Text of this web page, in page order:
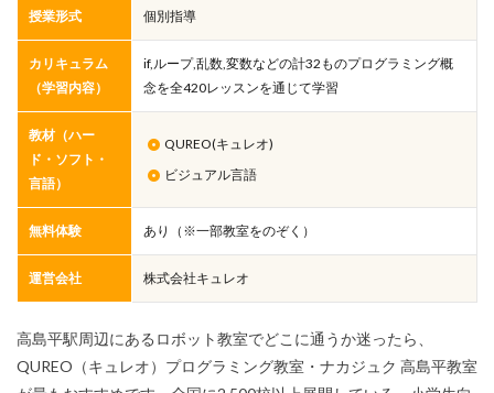
授業形式 個別指導
カリキュラム
（学習内容）
if,ループ,乱数,変数などの計32ものプログラミング概
念を全420レッスンを通じて学習
教材（ハー
ド・ソフト・
言語）
QUREO(キュレオ)
ビジュアル言語
無料体験 あり（※一部教室をのぞく）
運営会社 株式会社キュレオ
高島平駅周辺にあるロボット教室でどこに通うか迷ったら、
QUREO（キュレオ）プログラミング教室・ナカジュク 高島平教室